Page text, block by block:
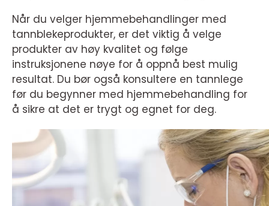
Når du velger hjemmebehandlinger med
tannblekeprodukter, er det viktig å velge
produkter av høy kvalitet og følge
instruksjonene nøye for å oppnå best mulig
resultat. Du bør også konsultere en tannlege
før du begynner med hjemmebehandling for
å sikre at det er trygt og egnet for deg.